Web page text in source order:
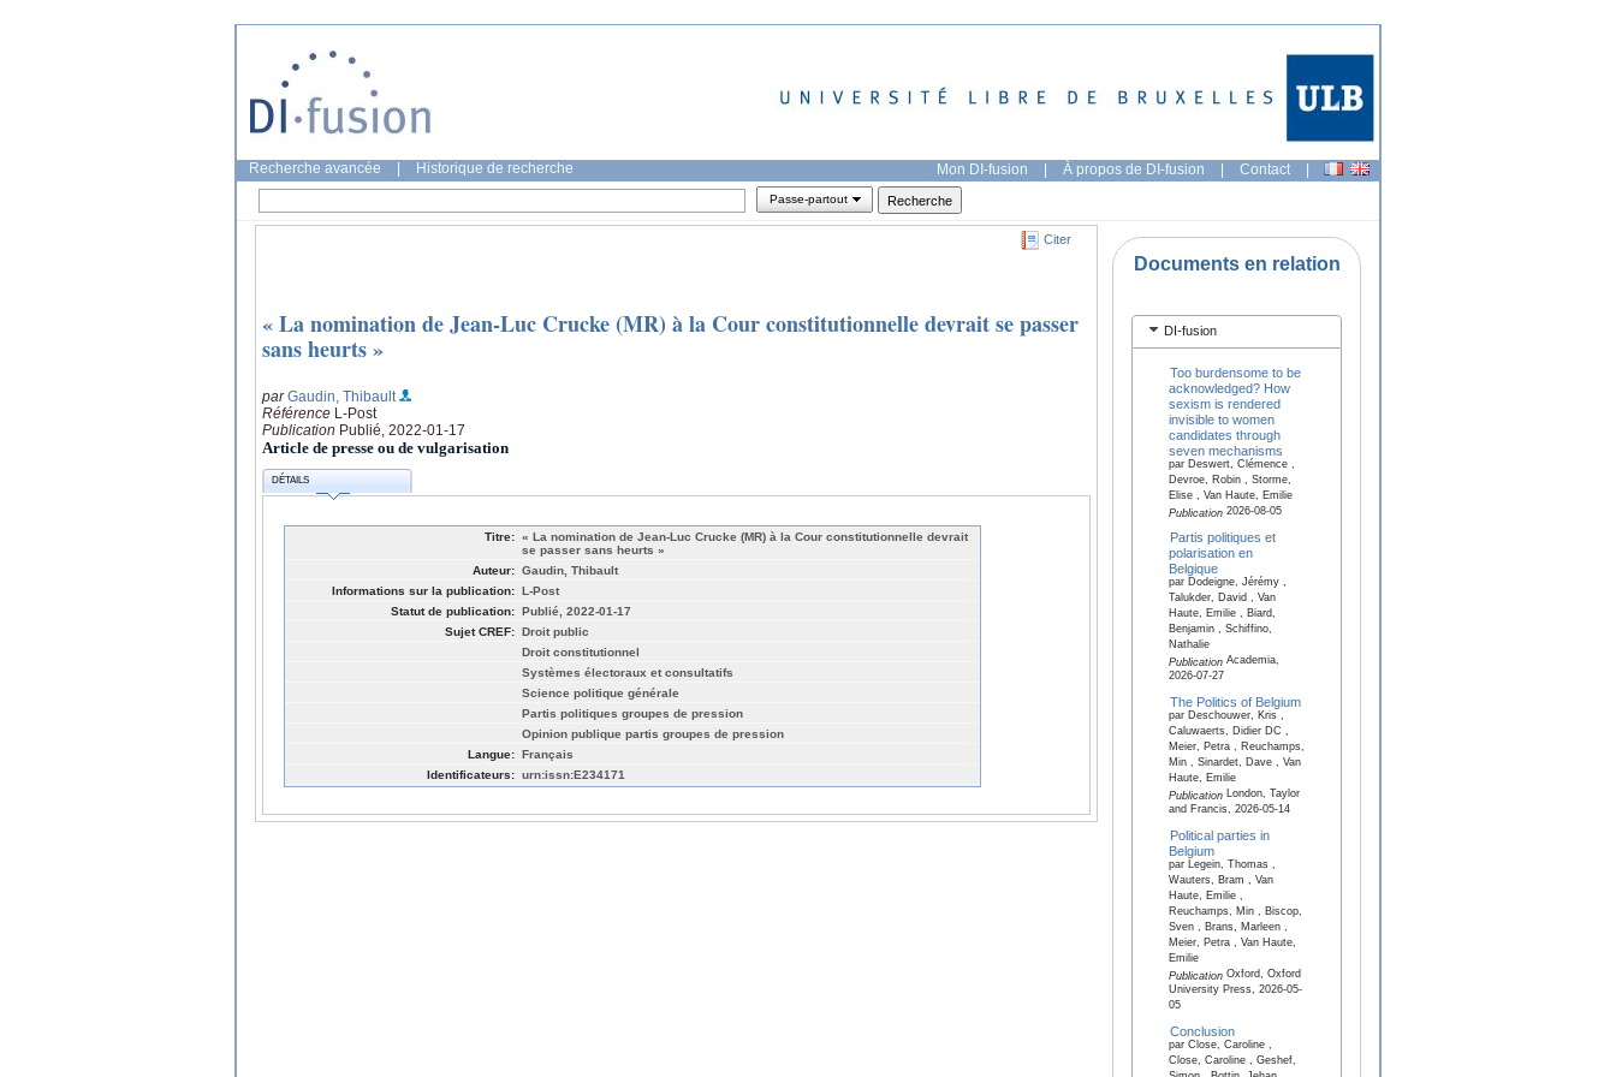
Recherche avancée Historique de recherche Mon DI-fusion | À propos de DI-fusion | Contact |
Passe-partout
Citer
« La nomination de Jean-Luc Crucke (MR) à la Cour constitutionnelle devrait se passer
sans heurts »
parGaudin, Thibault
Référence L-Post
Publication Publié, 2022-01-17
Article de presse ou de vulgarisation
DÉTAILS
Titre: « La nomination de Jean-Luc Crucke (MR) à la Cour constitutionnelle devrait
se passer sans heurts »
Auteur: Gaudin, Thibault
Informations sur la publication: L-Post
Statut de publication: Publié, 2022-01-17
Sujet CREF: Droit public
Droit constitutionnel
Systèmes électoraux et consultatifs
Science politique générale
Partis politiques groupes de pression
Opinion publique partis groupes de pression
Langue: Français
Identificateurs: urn:issn:E234171
Documents en relation
DI-fusion
Too burdensome to be
acknowledged? How
sexism is rendered
invisible to women
candidates through
seven mechanisms
par Deswert, Clémence ,
Devroe, Robin , Storme,
Elise , Van Haute, Emilie
Publication2026-08-05
Partis politiques et
polarisation en
Belgique
par Dodeigne, Jérémy ,
Talukder, David , Van
Haute, Emilie , Biard,
Benjamin , Schiffino,
Nathalie
PublicationAcademia,
2026-07-27
The Politics of Belgium
par Deschouwer, Kris ,
Caluwaerts, Didier DC ,
Meier, Petra , Reuchamps,
Min , Sinardet, Dave , Van
Haute, Emilie
PublicationLondon, Taylor
and Francis, 2026-05-14
Political parties in
Belgium
par Legein, Thomas ,
Wauters, Bram , Van
Haute, Emilie ,
Reuchamps, Min , Biscop,
Sven , Brans, Marleen ,
Meier, Petra , Van Haute,
Emilie
PublicationOxford, Oxford
University Press, 2026-05-
05
Conclusion
par Close, Caroline ,
Close, Caroline , Geshef,